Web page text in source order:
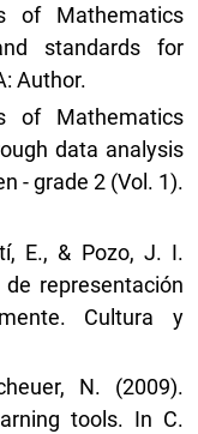
of Mathematics
standards for
Author.
of Mathematics
data analysis
- grade 2 (Vol. 1).
E., & Pozo, J. I.
representación
Cultura y
N. (2009).
tools. In C.